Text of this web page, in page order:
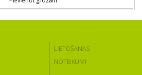
LIETOŠANAS
NOTEIKUMI